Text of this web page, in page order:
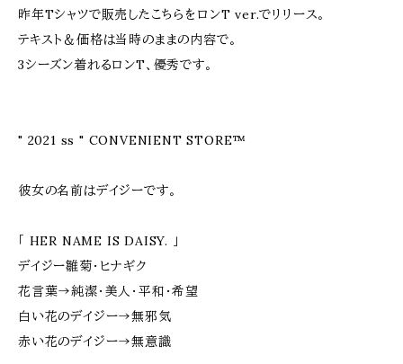
昨年Tシャツで販売したこちらをロンT ver.でリリース。
テキスト＆価格は当時のままの内容で。
3シーズン着れるロンT、優秀です。
" 2021 ss " CONVENIENT STORE™
彼女の名前はデイジーです。
「 HER NAME IS DAISY. 」
デイジー雛菊・ヒナギク
花言葉→純潔・美人・平和・希望
白い花のデイジー→無邪気
赤い花のデイジー→無意識